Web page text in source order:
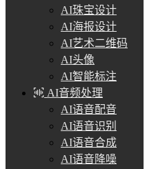
AI珠宝设计
AI海报设计
AI艺术二维码
AI头像
AI智能标注
AI音频处理
AI语音配音
AI语音识别
AI语音合成
AI语音降噪